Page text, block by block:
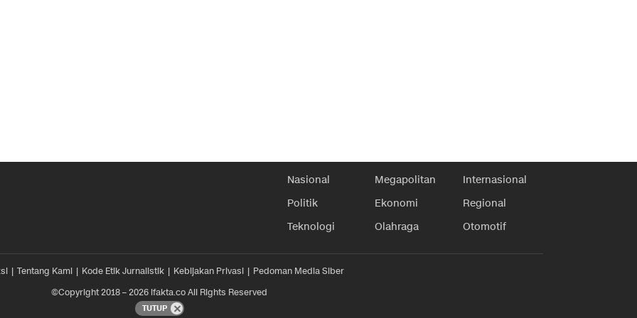
Nasional Megapolitan
Internasional
Politik
Ekonomi
Regional
Teknologi
Olahraga Otomotif
Tentang Kami Kode Etik Jurnalistik Kebijakan Privasi
Pedoman Media Siber
©Copyright 2018 – 2026 ifakta.co All Rights Reserved
TUTUP